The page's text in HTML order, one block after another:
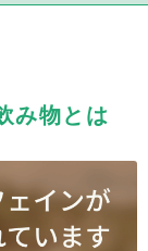
み物とは